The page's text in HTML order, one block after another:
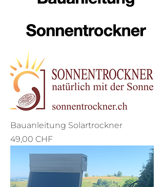
Bauanleitung Solartrockner
Preis
49,00 CHF